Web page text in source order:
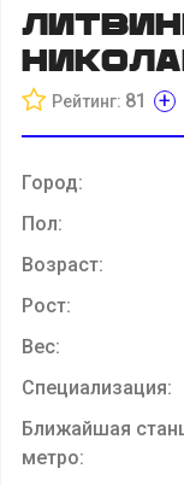
Рейтинг: 81 +
Город:
Пол:
Возраст:
Рост:
Вес:
Специализация:
Ближайшая
метро: